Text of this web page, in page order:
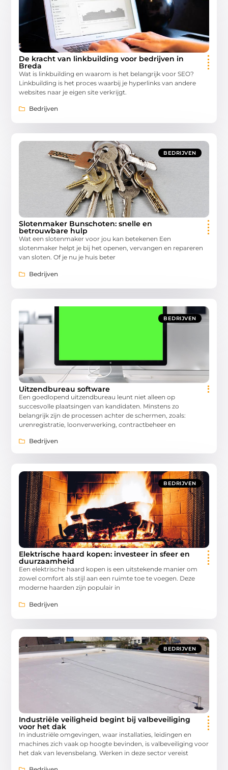
De kracht van linkbuilding voor bedrijven in
Breda
Wat is linkbuilding en waarom is het belangrijk voor SEO?
Linkbuilding is het proces waarbij je hyperlinks van andere
websites naar je eigen site verkrijgt.
Bedrijven
BEDRIJVEN
Slotenmaker Bunschoten: snelle en
betrouwbare hulp
Wat een slotenmaker voor jou kan betekenen Een
slotenmaker helpt je bij het openen, vervangen en repareren
van sloten. Of je nu je huis beter
Bedrijven
BEDRIJVEN
Uitzendbureau software
Een goedlopend uitzendbureau leunt niet alleen op
succesvolle plaatsingen van kandidaten. Minstens zo
belangrijk zijn de processen achter de schermen, zoals:
urenregistratie, loonverwerking, contractbeheer en
Bedrijven
BEDRIJVEN
Elektrische haard kopen: investeer in sfeer en
duurzaamheid
Een elektrische haard kopen is een uitstekende manier om
zowel comfort als stijl aan een ruimte toe te voegen. Deze
moderne haarden zijn populair in
Bedrijven
BEDRIJVEN
Industriële veiligheid begint bij valbeveiliging
voor het dak
In industriële omgevingen, waar installaties, leidingen en
machines zich vaak op hoogte bevinden, is valbeveiliging voor
het dak van levensbelang. Werken in deze sector vereist